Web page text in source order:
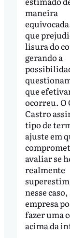
maneira
que
lisura do
gerando a
que
ocorreu. O
Castro
tipo de
ajuste em
avaliar se
realmente
nesse caso,
empresa
fazer uma
acima da